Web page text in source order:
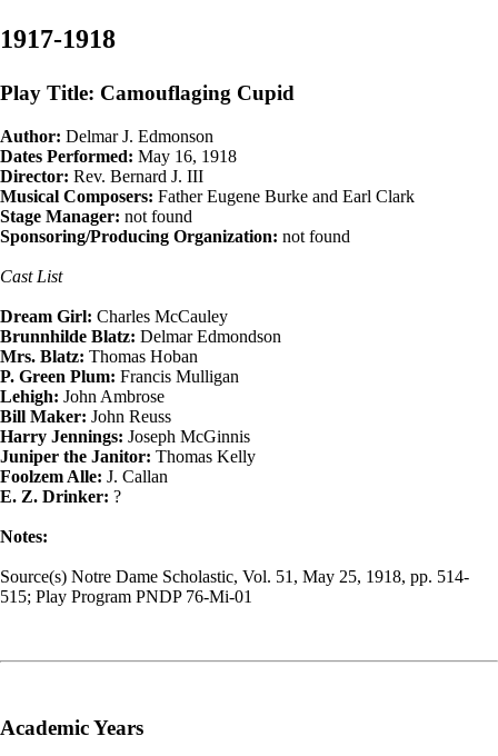
1917-1918
Play Title: Camouflaging Cupid
Author: Delmar J. Edmonson
Dates Performed: May 16, 1918
Director: Rev. Bernard J. III
Musical Composers: Father Eugene Burke and Earl Clark
Stage Manager: not found
Sponsoring/Producing Organization: not found
Cast List
Dream Girl: Charles McCauley
Brunnhilde Blatz: Delmar Edmondson
Mrs. Blatz: Thomas Hoban
P. Green Plum: Francis Mulligan
Lehigh: John Ambrose
Bill Maker: John Reuss
Harry Jennings: Joseph McGinnis
Juniper the Janitor: Thomas Kelly
Foolzem Alle: J. Callan
E. Z. Drinker: ?
Notes:
Source(s) Notre Dame Scholastic, Vol. 51, May 25, 1918, pp. 514-
515; Play Program PNDP 76-Mi-01
Academic Years